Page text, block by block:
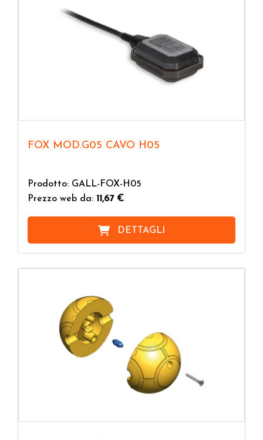
FOX MOD.G05 CAVO H05
Prodotto: GALL-FOX-H05
Prezzo web da: 11,67 €
DETTAGLI